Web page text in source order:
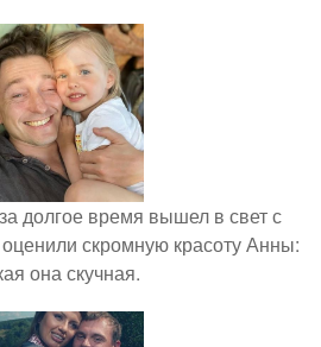
долгое время вышел в свет с
скромную красоту Анны:
она скучная.